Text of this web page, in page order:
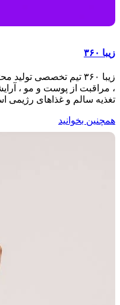
زیبا ۳۶۰
زیبا ۳۶۰ تیم تخصصی
، مراقبت از پوست و مو ،
تغذیه سالم و غذاهای رژیمی
همچنین بخوانید